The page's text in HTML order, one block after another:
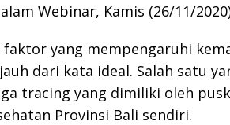
Webinar, Kamis (26/11/
yang mempengaruhi
dari kata ideal. Salah satu
tracing yang dimiliki oleh
Provinsi Bali sendiri.